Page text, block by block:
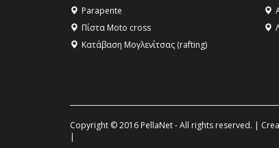
Parapente
Πίστα Moto cross
Κατάβαση Μογλενίτσας (rafting)
Copyright © 2016 PellaNet - All rights reserved. |
|